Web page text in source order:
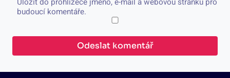
budoucí komentáře.